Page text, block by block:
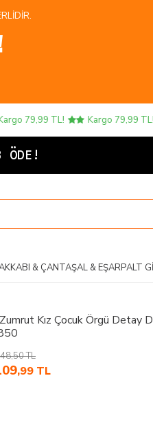
79,99 TL! Kargo 79,99 TL!
& ÇANTAŞAL & EŞARPALT
Zumrut Kız Çocuk Örgü Detay
TL
,99 TL